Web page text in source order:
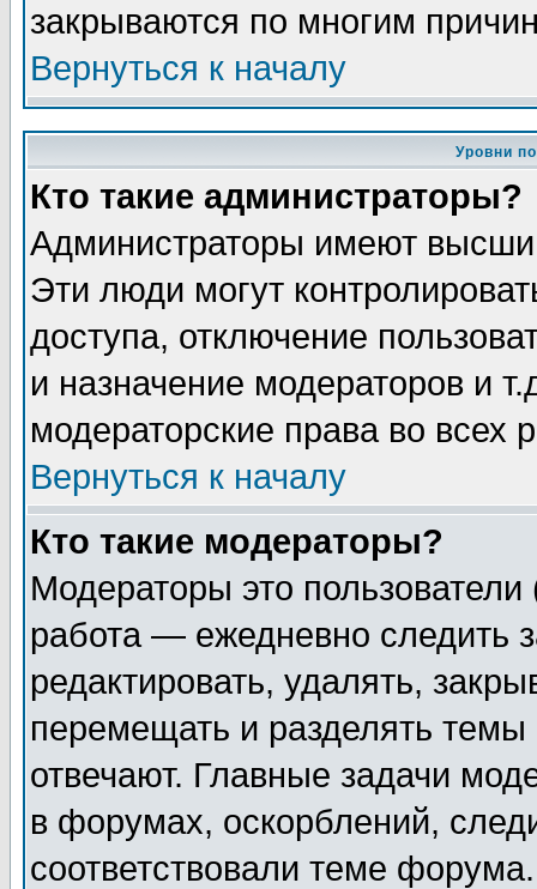
закрываются по многим
Вернуться к началу
Уровни
Кто такие администраторы?
Администраторы имеют
Эти люди могут
доступа, отключение
и назначение модераторов и
модераторские права во всех
Вернуться к началу
Кто такие модераторы?
Модераторы это
работа — ежедневно следить
редактировать, удалять,
перемещать и разделять
отвечают. Главные задачи
в форумах, оскорблений,
соответствовали теме форума.